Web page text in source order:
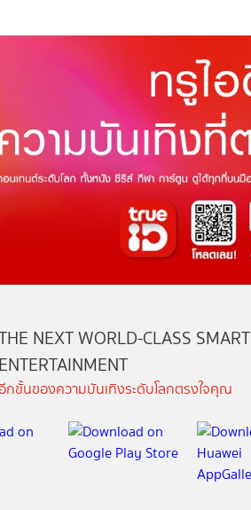
NEXT WORLD-CLASS SMART
ENTERTAINMENT
กขั้นของความบันเทิงระดับโลกตรงใจคุณ